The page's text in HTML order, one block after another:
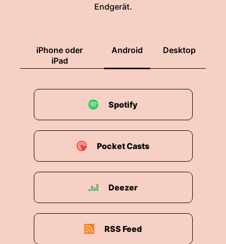
Endgerät.
iPhone oder
iPad
Android Desktop
Spotify
Pocket Casts
Deezer
RSS Feed